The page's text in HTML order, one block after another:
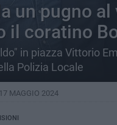
un pugno
il coratino
in piazza Vittorio
Polizia Locale
MAGGIO 2024